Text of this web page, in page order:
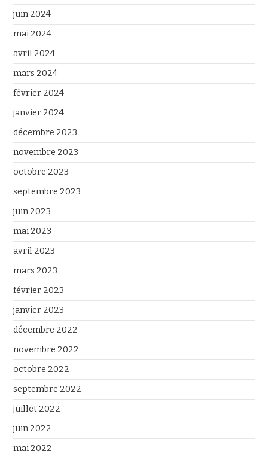
juin 2024
mai 2024
avril 2024
mars 2024
février 2024
janvier 2024
décembre 2023
novembre 2023
octobre 2023
septembre 2023
juin 2023
mai 2023
avril 2023
mars 2023
février 2023
janvier 2023
décembre 2022
novembre 2022
octobre 2022
septembre 2022
juillet 2022
juin 2022
mai 2022